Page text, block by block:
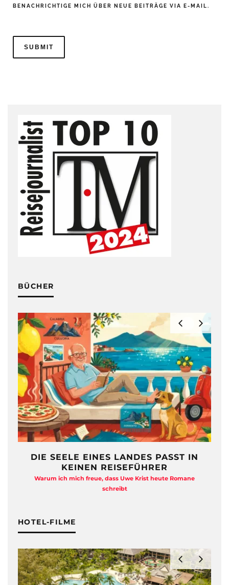
BENACHRICHTIGE MICH ÜBER NEUE BEITRÄGE VIA E-MAIL.
BÜCHER
FREIHEIT AUF ZWÖLF
QUADRATMETERN
Anja Kocherscheidts „Lasterleben“ ist kein Aussteiger-
Kitsch
HOTEL-FILME